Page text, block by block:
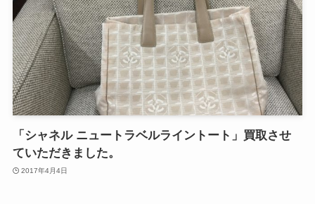
「シャネル ニュートラベルライントート」買取させ
ていただきました。
2017年4月4日